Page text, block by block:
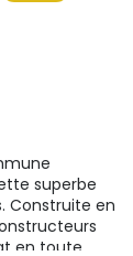
superbe
Construite en
en toute